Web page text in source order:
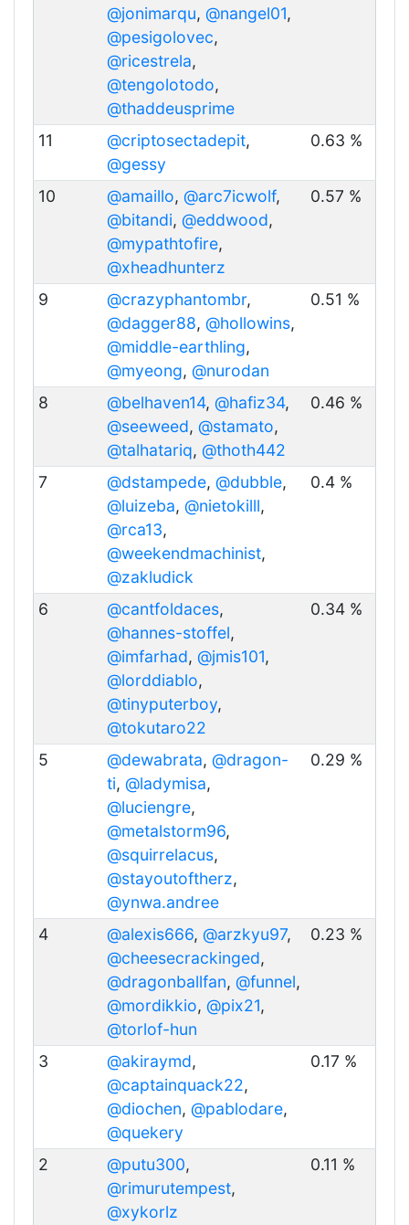
@jonimarqu, @nangel01,
@pesigolovec,
@ricestrela,
@tengolotodo,
@thaddeusprime
11 @criptosectadepit,
@gessy
0.63 %
10 @amaillo, @arc7icwolf,
@bitandi, @eddwood,
@mypathtofire,
@xheadhunterz
0.57 %
9 @crazyphantombr,
@dagger88, @hollowins,
@middle-earthling,
@myeong, @nurodan
0.51 %
8 @belhaven14, @hafiz34,
@seeweed, @stamato,
@talhatariq, @thoth442
0.46 %
7 @dstampede, @dubble,
@luizeba, @nietokilll,
@rca13,
@weekendmachinist,
@zakludick
0.4 %
6 @cantfoldaces,
@hannes-stoffel,
@imfarhad, @jmis101,
@lorddiablo,
@tinyputerboy,
@tokutaro22
0.34 %
5 @dewabrata, @dragon-
ti, @ladymisa,
@luciengre,
@metalstorm96,
@squirrelacus,
@stayoutoftherz,
@ynwa.andree
0.29 %
4 @alexis666, @arzkyu97,
@cheesecrackinged,
@dragonballfan, @funnel,
@mordikkio, @pix21,
@torlof-hun
0.23 %
3 @akiraymd,
@captainquack22,
@diochen, @pablodare,
@quekery
0.17 %
2 @putu300,
@rimurutempest,
@xykorlz
0.11 %